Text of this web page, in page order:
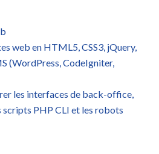
web en HTML5, CSS3, jQuery,
(WordPress, CodeIgniter,
les interfaces de back-office,
scripts PHP CLI et les robots